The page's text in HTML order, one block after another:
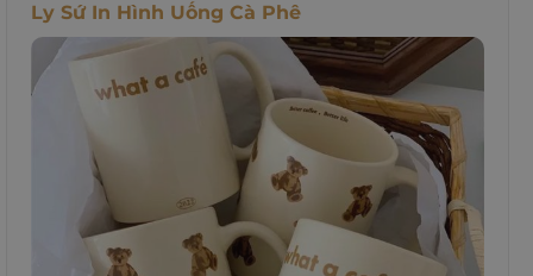
Ly Sứ In Hình Uống Cà Phê